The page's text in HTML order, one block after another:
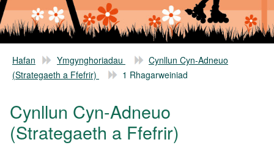
Hafan Ymgynghoriadau
Cynllun Cyn-Adneuo
(Strategaeth a Ffefrir)
1 Rhagarweiniad
Cynllun Cyn-Adneuo
(Strategaeth a Ffefrir)